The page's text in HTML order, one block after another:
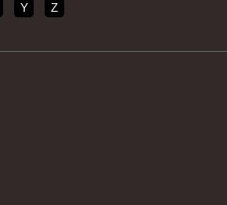
Y Z